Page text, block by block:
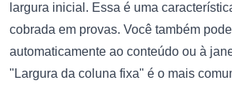
largura inicial. Essa é uma
cobrada em provas. Você também
automaticamente ao conteúdo ou à
"Largura da coluna fixa" é o mais